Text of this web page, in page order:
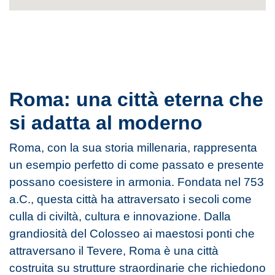
Roma: una città eterna che
si adatta al moderno
Roma, con la sua storia millenaria, rappresenta
un esempio perfetto di come passato e presente
possano coesistere in armonia. Fondata nel 753
a.C., questa città ha attraversato i secoli come
culla di civiltà, cultura e innovazione. Dalla
grandiosità del Colosseo ai maestosi ponti che
attraversano il Tevere, Roma è una città
costruita su strutture straordinarie che richiedono